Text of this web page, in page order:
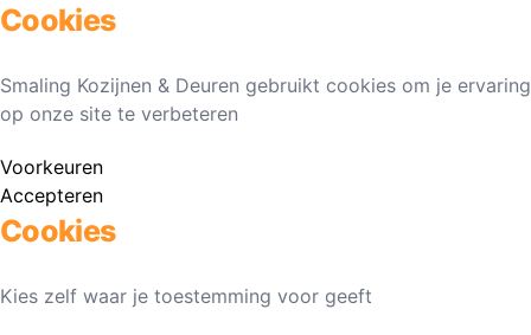
Cookies
Smaling Kozijnen & Deuren gebruikt cookies om je ervaring
op onze site te verbeteren
Voorkeuren
Accepteren
Cookies
Kies zelf waar je toestemming voor geeft